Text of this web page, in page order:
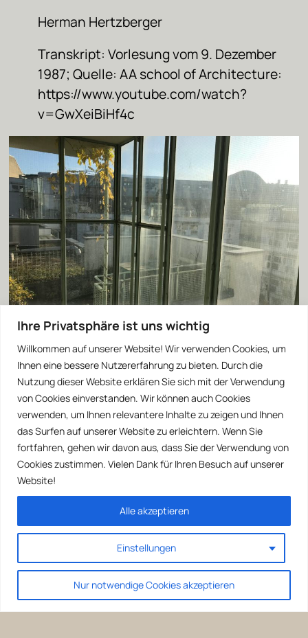
Ihre Privatsphäre ist uns wichtig
Willkommen auf unserer Website! Wir verwenden Cookies, um
Ihnen eine bessere Nutzererfahrung zu bieten. Durch die
Nutzung dieser Website erklären Sie sich mit der Verwendung
von Cookies einverstanden. Wir können auch Cookies
verwenden, um Ihnen relevantere Inhalte zu zeigen und Ihnen
das Surfen auf unserer Website zu erleichtern. Wenn Sie
fortfahren, gehen wir davon aus, dass Sie der Verwendung von
Cookies zustimmen. Vielen Dank für Ihren Besuch auf unserer
Website!
Einstellungen
Nur notwendige Cookies akzeptieren
Alle akzeptieren
Herman Hertzberger
Transkript: Vorlesung vom 9. Dezember
1987; Quelle: AA school of Architecture:
https://www.youtube.com/watch?
v=GwXeiBiHf4c